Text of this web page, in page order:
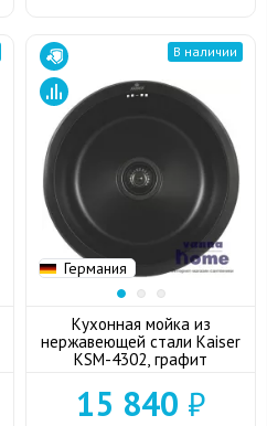
Германия
В наличии
Кухонная мойка из
нержавеющей стали Kaiser
KSM-4302, графит
15 840 ₽